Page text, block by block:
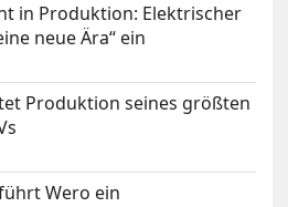
in Produktion: Elektrischer
neue Ära“ ein
Produktion seines größten
Wero ein